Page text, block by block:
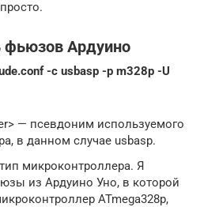
фьюзов Ардуино
-c usbasp -p m328p -U
— псевдоним используемого
в данном случае usbasp.
микроконтроллера. Я
из Ардуино Уно, в которой
ATmega328p,